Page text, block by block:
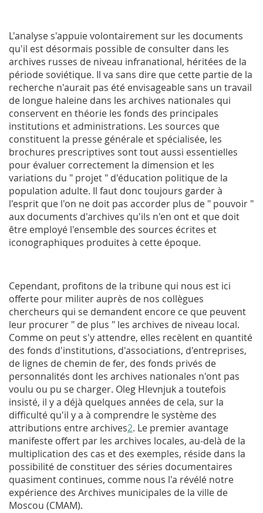
L'analyse s'appuie volontairement sur les documents
qu'il est désormais possible de consulter dans les
archives russes de niveau infranational, héritées de la
période soviétique. Il va sans dire que cette partie de la
recherche n'aurait pas été envisageable sans un travail
de longue haleine dans les archives nationales qui
conservent en théorie les fonds des principales
institutions et administrations. Les sources que
constituent la presse générale et spécialisée, les
brochures prescriptives sont tout aussi essentielles
pour évaluer correctement la dimension et les
variations du " projet " d'éducation politique de la
population adulte. Il faut donc toujours garder à
l'esprit que l'on ne doit pas accorder plus de " pouvoir "
aux documents d'archives qu'ils n'en ont et que doit
être employé l'ensemble des sources écrites et
iconographiques produites à cette époque.
Cependant, profitons de la tribune qui nous est ici
offerte pour militer auprès de nos collègues
chercheurs qui se demandent encore ce que peuvent
leur procurer " de plus " les archives de niveau local.
Comme on peut s'y attendre, elles recèlent en quantité
des fonds d'institutions, d'associations, d'entreprises,
de lignes de chemin de fer, des fonds privés de
personnalités dont les archives nationales n'ont pas
voulu ou pu se charger. Oleg Hlevnjuk a toutefois
insisté, il y a déjà quelques années de cela, sur la
difficulté qu'il y a à comprendre le système des
attributions entre archives2. Le premier avantage
manifeste offert par les archives locales, au-delà de la
multiplication des cas et des exemples, réside dans la
possibilité de constituer des séries documentaires
quasiment continues, comme nous l'a révélé notre
expérience des Archives municipales de la ville de
Moscou (CMAM).